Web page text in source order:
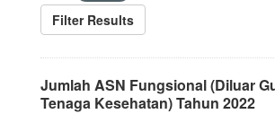
Filter Results
Jumlah ASN Fungsional (Diluar
Tenaga Kesehatan) Tahun 2022